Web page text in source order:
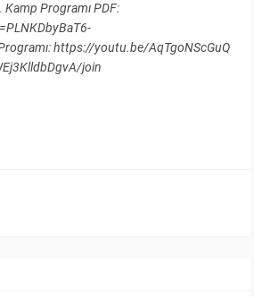
Programı PDF:
https://youtu.be/AqTgoNScGuQ
join